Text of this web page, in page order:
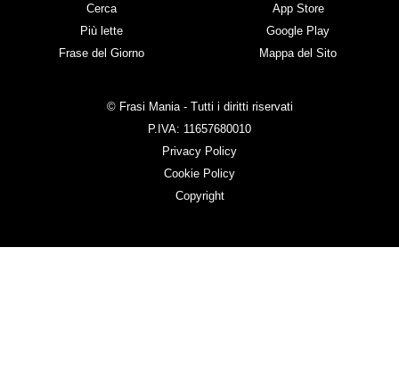
Cerca
Più lette
Frase del Giorno
App Store
Google Play
Mappa del Sito
© Frasi Mania - Tutti i diritti riservati
P.IVA: 11657680010
Privacy Policy
Cookie Policy
Copyright